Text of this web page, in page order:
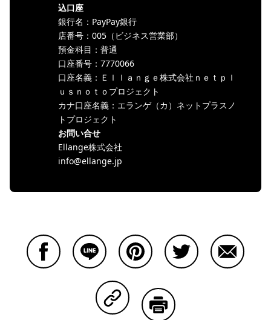
込口座
銀行名：PayPay銀行
店番号：005（ビジネス営業部）
預金科目：普通
口座番号：7770066
口座名義：Ｅｌｌａｎｇｅ株式会社ｎｅｔｐｌ
ｕｓｎｏｔｏプロジェクト
カナ口座名義：エランゲ（カ）ネットプラスノ
トプロジェクト
お問い合せ
Ellange株式会社
info@ellange.jp